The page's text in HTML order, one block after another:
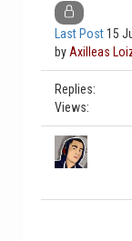
Last Post15
by Axilleas
Replies:
Views: